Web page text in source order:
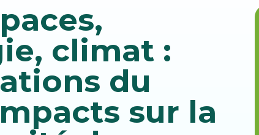
climat :
du
sur la